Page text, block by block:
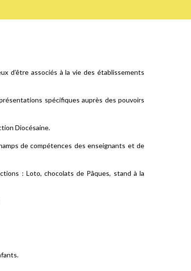
d’être associés à la vie des établissements
spécifiques auprès des pouvoirs
Diocésaine.
de compétences des enseignants et de
: Loto, chocolats de Pâques, stand à la